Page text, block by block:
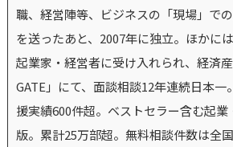
職、経営陣等、ビジネスの「現場」で
を送ったあと、2007年に独立。ほかに
起業家・経営者に受け入れられ、経済
GATE」にて、面談相談12年連続日本一
援実績600件超。ベストセラー含む起業
版。累計25万部超。無料相談件数は全